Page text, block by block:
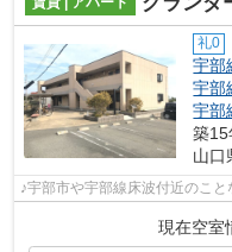
礼0
宇部
宇部
宇部
築15
山口
♪宇部市や宇部線床波付近のこ
現在空室